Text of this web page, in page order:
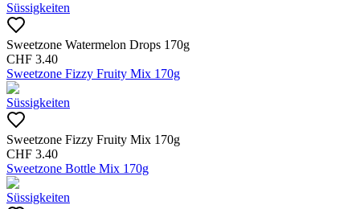
Süssigkeiten
Sweetzone Watermelon Drops 170g
CHF 3.40
Sweetzone Fizzy Fruity Mix 170g
Süssigkeiten
Sweetzone Fizzy Fruity Mix 170g
CHF 3.40
Sweetzone Bottle Mix 170g
Süssigkeiten